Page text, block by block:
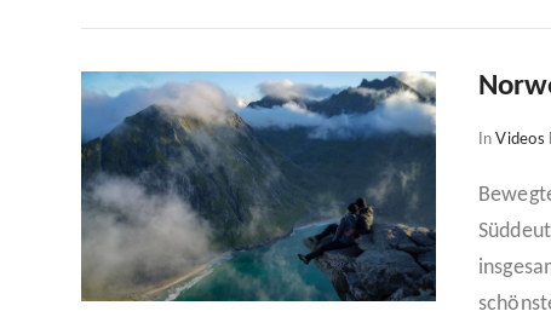
VIEW POST
InVideos